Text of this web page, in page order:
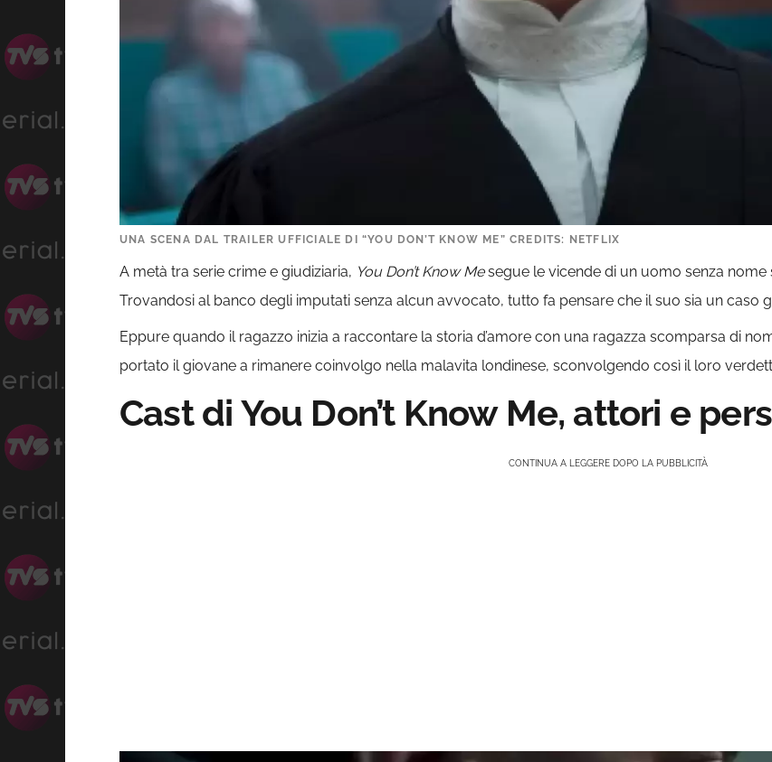
UNA SCENA DAL TRAILER UFFICIALE DI “YOU DON’T KNOW ME” CREDITS: NETFLIX
A metà tra serie crime e giudiziaria, You Don’t Know Mesegue le vicende di un uomo senza
Trovandosi al banco degli imputati senza alcun avvocato, tutto fa pensare che il suo sia un caso
Eppure quando il ragazzo inizia a raccontare la storia d’amore con una ragazza scomparsa di
portato il giovane a rimanere coinvolgo nella malavita londinese, sconvolgendo così il loro
Cast di You Don’t Know Me, attori e
CONTINUA A LEGGERE DOPO LA PUBBLICITÀ